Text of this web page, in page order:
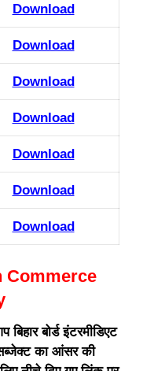
Download
Download
Download
Download
Download
Download
Download
Commerce
बोर्ड इंटरमीडिएट
सब्जेक्ट का आंसर की